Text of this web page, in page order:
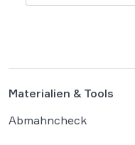
ist ambitioniert:
Materialien & Tools
Abmahncheck